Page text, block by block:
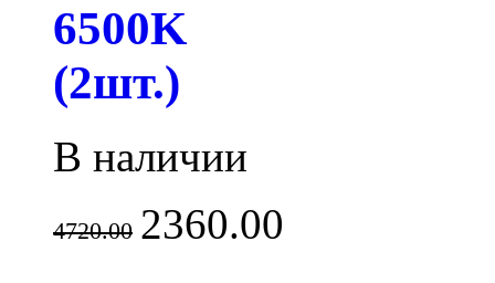
6500K
(2шт.)
В наличии
4720.00 2360.00